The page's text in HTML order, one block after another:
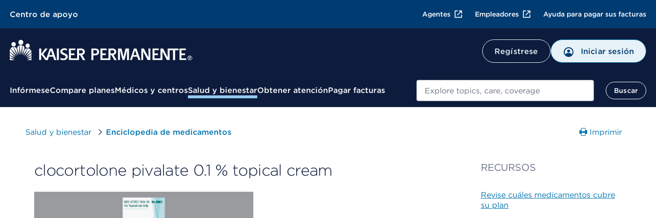
Centro de apoyo Agentes Empleadores Ayuda para pagar sus facturas
Regístrese Iniciar sesión
Menú contextual
InfórmeseCompare planesMédicos y centrosSalud y bienestarObtener atenciónPagar facturas Buscar
Salud y bienestar Enciclopedia de medicamentos Imprimir
clocortolone pivalate 0.1 % topical cream RECURSOS
Revise cuáles medicamentos cubre
su plan